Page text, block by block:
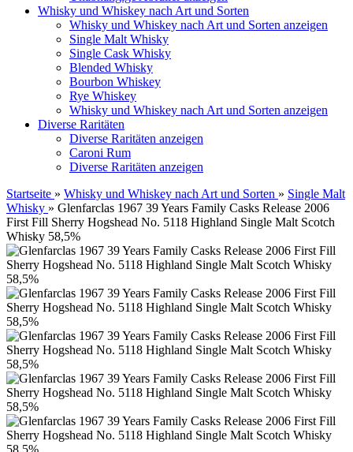
Whisky und Whiskey nach Art und Sorten
Whisky und Whiskey nach Art und Sorten anzeigen
Single Malt Whisky
Single Cask Whisky
Blended Whisky
Bourbon Whiskey
Rye Whiskey
Whisky und Whiskey nach Art und Sorten anzeigen
Diverse Raritäten
Diverse Raritäten anzeigen
Caroni Rum
Diverse Raritäten anzeigen
Startseite » Whisky und Whiskey nach Art und Sorten » Single Malt
Whisky » Glenfarclas 1967 39 Years Family Casks Release 2006
First Fill Sherry Hogshead No. 5118 Highland Single Malt Scotch
Whisky 58,5%